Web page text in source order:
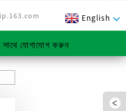
English
সাথে যোগাযোগ করুন